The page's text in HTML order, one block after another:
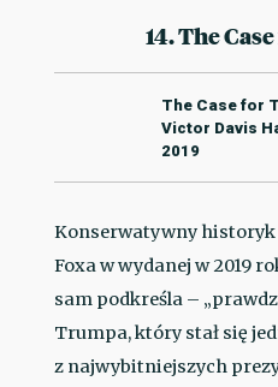
14. The
The Case for
Victor Davis
2019
Konserwatywny
Foxa w wydanej w 2019
sam podkreśla –
Trumpa, który stał się
z najwybitniejszych